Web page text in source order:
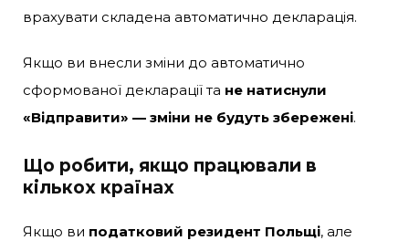
врахувати складена автоматично декларація.
Якщо ви внесли зміни до автоматично
сформованої декларації та не натиснули
«Відправити» — зміни не будуть збережені.
Що робити, якщо працювали в
кількох країнах
Якщо ви податковий резидент Польщі, але